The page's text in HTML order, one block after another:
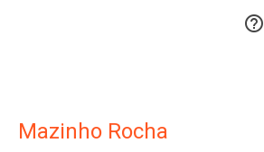

Mazinho Rocha